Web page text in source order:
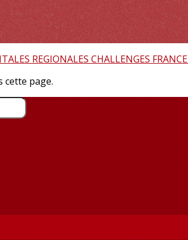
REGIONALES CHALLENGES FRANCE
cette page.